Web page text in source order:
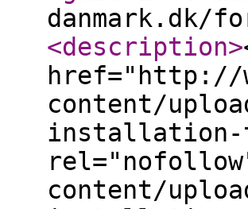
danmark.dk/
<description>
href="http://
content/
content/